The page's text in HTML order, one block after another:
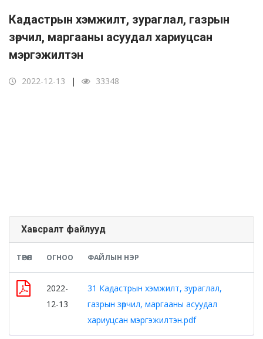
Кадастрын хэмжилт, зураглал, газрын
зөрчил, маргааны асуудал хариуцсан
мэргэжилтэн
2022-12-13 33348
Хавсралт файлууд
ТӨРӨЛ ОГНОО ФАЙЛЫН НЭР
2022-
12-13
31 Кадастрын хэмжилт, зураглал,
газрын зөрчил, маргааны асуудал
хариуцсан мэргэжилтэн.pdf